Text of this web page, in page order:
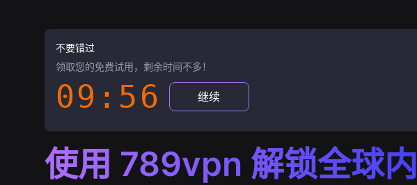
不要错过
领取您的免费试用，剩余时间不多！
09:55 继续
使用 789vpn 解锁全球内